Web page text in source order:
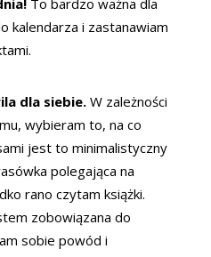
kalendarza i zastanawiam
dla siebie. W zależności
wybieram to, na co
jest to minimalistyczny
polegająca na
rano czytam książki.
zobowiązana do
sobie powód i